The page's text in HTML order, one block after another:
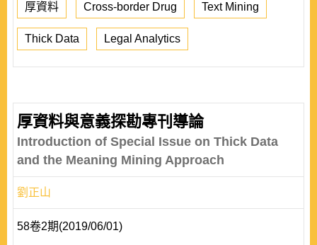
厚資料 Cross-border Drug Text Mining
Thick Data Legal Analytics
厚資料與意義探勘專刊導論
Introduction of Special Issue on Thick Data
and the Meaning Mining Approach
劉正山
58卷2期(2019/06/01)